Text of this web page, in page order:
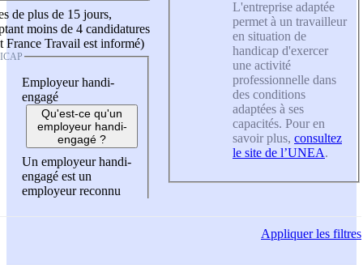
de plus de 15 jours,
moins de 4 candidatures
France Travail est informé)
Employeur handi-
engagé
Qu'est-ce qu'un
employeur handi-
engagé ?
Un employeur handi-
engagé est un
employeur reconnu
L'entreprise adaptée
permet à un travailleur
en situation de
handicap d'exercer
une activité
professionnelle dans
des conditions
adaptées à ses
capacités. Pour en
savoir plus, consultez
le site de l’UNEA.
Appliquerles filtres